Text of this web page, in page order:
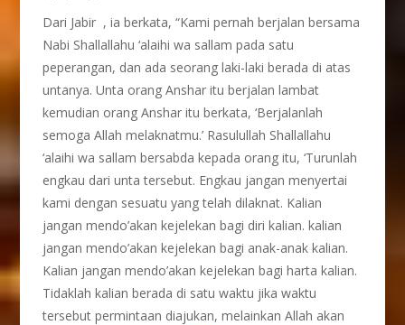
Dari Jabir , ia berkata, “Kami pernah berjalan bersama
Nabi Shallallahu ‘alaihi wa sallam pada satu
peperangan, dan ada seorang laki-laki berada di atas
untanya. Unta orang Anshar itu berjalan lambat
kemudian orang Anshar itu berkata, ‘Berjalanlah
semoga Allah melaknatmu.’ Rasulullah Shallallahu
‘alaihi wa sallam bersabda kepada orang itu, ‘Turunlah
engkau dari unta tersebut. Engkau jangan menyertai
kami dengan sesuatu yang telah dilaknat. Kalian
jangan mendo’akan kejelekan bagi diri kalian. kalian
jangan mendo’akan kejelekan bagi anak-anak kalian.
Kalian jangan mendo’akan kejelekan bagi harta kalian.
Tidaklah kalian berada di satu waktu jika waktu
tersebut permintaan diajukan, melainkan Allah akan